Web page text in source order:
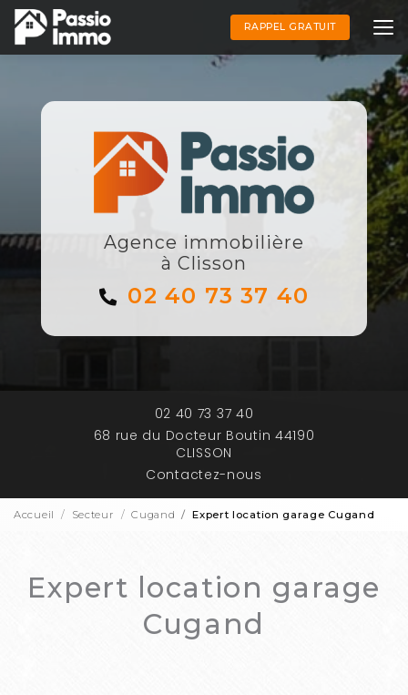
Aller
au
contenu
principal
RAPPEL GRATUIT
Agence immobilière
à Clisson
02 40 73 37 40
02 40 73 37 40
68 rue du Docteur Boutin 44190
CLISSON
Contactez-nous
Accueil Secteur Cugand Expert location garage Cugand
Expert location garage
Cugand